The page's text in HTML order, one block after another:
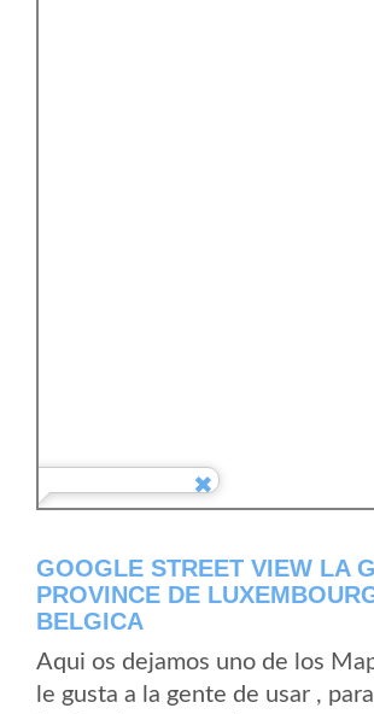
GOOGLE STREET VIEW LA
PROVINCE DE
BELGICA
Aqui os dejamos uno de los
le gusta a la gente de usar ,